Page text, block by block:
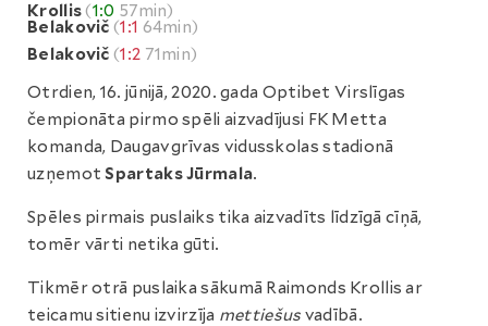
Krollis(1:0 57min)
Belakovič (1:1 64min)
Belakovič (1:2 71min)
Otrdien, 16. jūnijā, 2020. gada Optibet Virslīgas
čempionāta pirmo spēli aizvadījusi FK Metta
komanda, Daugavgrīvas vidusskolas stadionā
uzņemotSpartaks Jūrmala.
Spēles pirmais puslaiks tika aizvadīts līdzīgā cīņā,
tomēr vārti netika gūti.
Tikmēr otrā puslaika sākumā Raimonds Krollis ar
teicamu sitienu izvirzīja mettiešus vadībā.